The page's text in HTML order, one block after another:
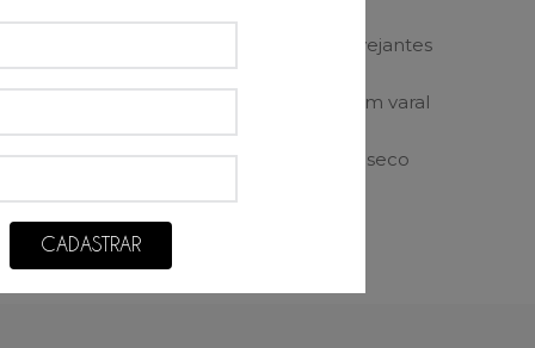
Proibido alvejantes
Secagem em varal
temperatura miníma Não lavar á seco
CADASTRAR